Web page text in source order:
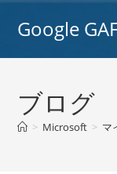
Google
ブログ
> Microsoft > マ